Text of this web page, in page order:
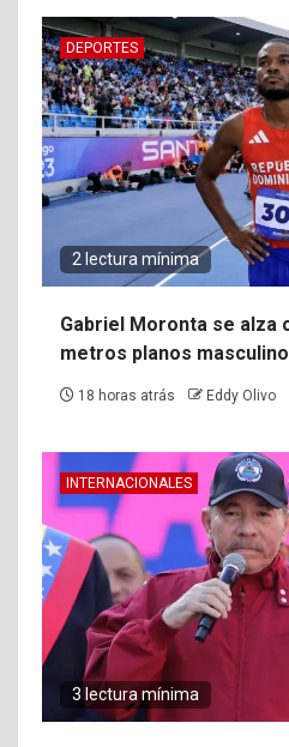
DEPORTES
2 lectura mínima
Gabriel Moronta se alza
metros planos masculino
18 horas atrás Eddy Olivo
INTERNACIONALES
3 lectura mínima